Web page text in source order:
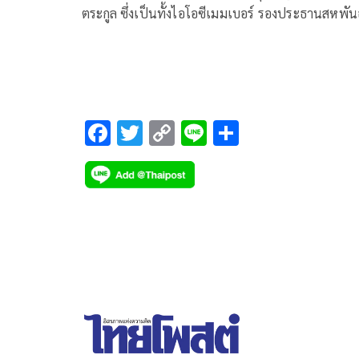
ตระกูล ซึ่งเป็นทั้งไอโอซีเมมเบอร์ รองประธานสหพั
F
ac
e
T
wi
tt
C
o
p
Li